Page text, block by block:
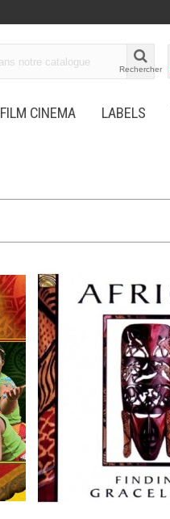
Rechercher
FILM CINEMA LABELS